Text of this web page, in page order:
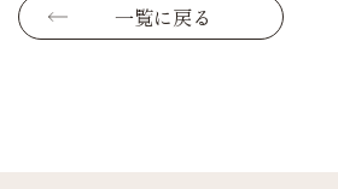
一覧に戻る